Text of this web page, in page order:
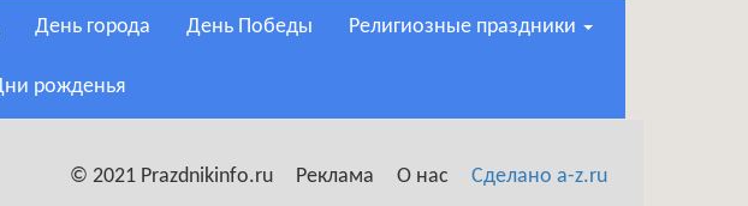
День города День Победы Религиозные праздники
Дни рожденья
© 2021 Prazdnikinfo.ru Реклама О нас Сделано a-z.ru